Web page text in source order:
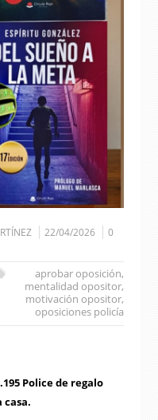
22/04/2026
0
aprobar oposición,
mentalidad opositor,
motivación opositor,
oposiciones policía
Police de regalo
casa.